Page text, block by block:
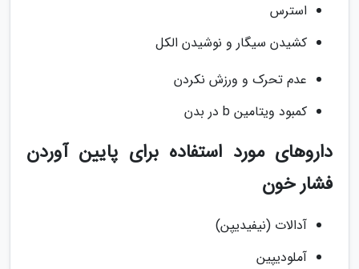
استرس
کشیدن سیگار و نوشیدن الکل
عدم تحرک و ورزش نکردن
کمبود ویتامین b در بدن
داروهای مورد استفاده برای پایین آوردن
فشار خون
آدالات (نیفیدیپن)
آملودیپین